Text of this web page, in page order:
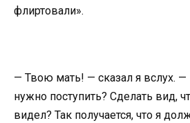
флиртовали».
— Твою мать! — сказал я вслух.
нужно поступить? Сделать вид,
видел? Так получается, что я